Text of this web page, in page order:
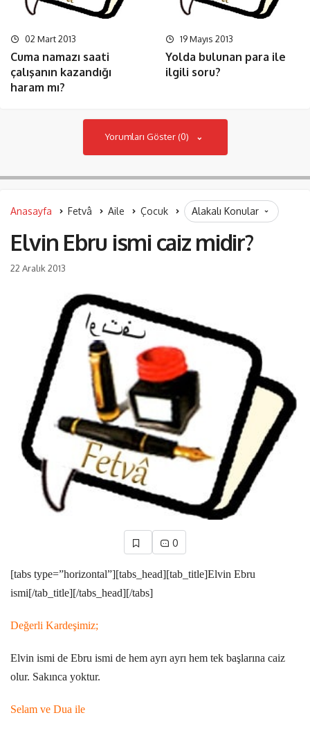
02 Mart 2013
Cuma namazı saati
çalışanın kazandığı
haram mı?
19 Mayıs 2013
Yolda bulunan para ile
ilgili soru?
Yorumları Göster (0)
Anasayfa Fetvâ Aile Çocuk Alakalı Konular
Elvin Ebru ismi caiz midir?
22 Aralık 2013
0
[tabs type=”horizontal”][tabs_head][tab_title]Elvin Ebru
ismi[/tab_title][/tabs_head][/tabs]
Değerli Kardeşimiz;
Elvin ismi de Ebru ismi de hem ayrı ayrı hem tek başlarına caiz
olur. Sakınca yoktur.
Selam ve Dua ile